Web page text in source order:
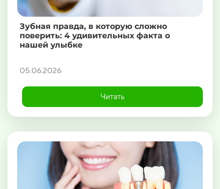
Зубная правда, в которую сложно
поверить: 4 удивительных факта о
нашей улыбке
05.06.2026
Читать